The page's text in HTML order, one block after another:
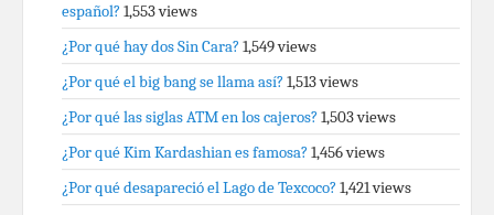
español? 1,553 views
¿Por qué hay dos Sin Cara? 1,549 views
¿Por qué el big bang se llama así? 1,513 views
¿Por qué las siglas ATM en los cajeros? 1,503 views
¿Por qué Kim Kardashian es famosa? 1,456 views
¿Por qué desapareció el Lago de Texcoco? 1,421 views